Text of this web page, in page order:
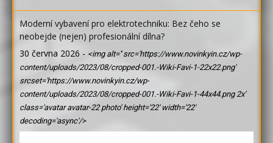
Moderní vybavení pro elektrotechniku: Bez čeho se
neobejde (nejen) profesionální dílna?
30 června 2026 - <img alt='' src='https://www.novinkyin.cz/wp-
content/uploads/2023/08/cropped-001.-Wiki-Favi-1-22x22.png'
srcset='https://www.novinkyin.cz/wp-
content/uploads/2023/08/cropped-001.-Wiki-Favi-1-44x44.png 2x'
class='avatar avatar-22 photo' height='22' width='22'
decoding='async'/>